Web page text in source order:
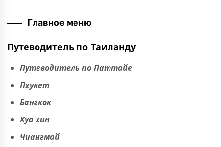
Главное меню
Путеводитель по Таиланду
Путеводитель по Паттайе
Пхукет
Бангкок
Хуа хин
Чиангмай